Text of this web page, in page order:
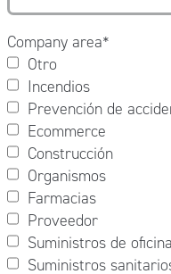
Company area*
Otro
Incendios
Prevención de
Ecommerce
Construcción
Organismos
Farmacias
Proveedor
Suministros de oficina
Suministros